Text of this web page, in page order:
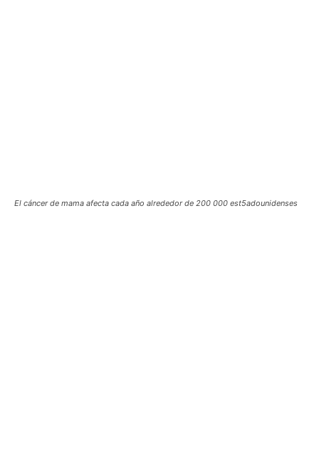
El cáncer de mama afecta cada año alrededor de 200 000 est5adounidenses